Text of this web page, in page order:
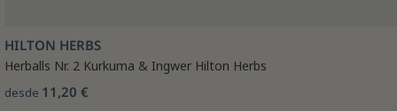
HILTON HERBS
Herballs Nr. 2 Kurkuma & Ingwer Hilton Herbs
desde 11,20 €